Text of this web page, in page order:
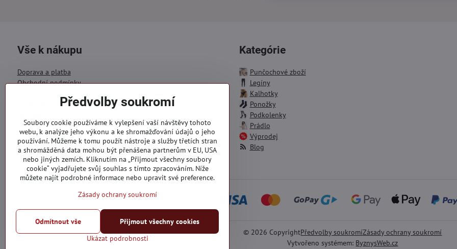
Vše k nákupu
Doprava a platba
Obchodní podmínky
Reklamační formulář
Objednávky
Stav objednávky
Kategórie
Punčochové zboží
Legíny
Kalhotky
Ponožky
Podkolenky
Prádlo
Výprodej
Blog
© 2026 CopyrightPředvolby soukromíZásady ochrany soukromí
Vytvořeno systémem: ByznysWeb.cz
Předvolby soukromí
Soubory cookie používáme k vylepšení vaší návštěvy tohoto
webu, k analýze jeho výkonu a ke shromažďování údajů o jeho
používání. Můžeme k tomu použít nástroje a služby třetích stran
a shromážděná data mohou být přenášena partnerům v EU, USA
nebo jiných zemích. Kliknutím na „Přijmout všechny soubory
cookie“ vyjadřujete svůj souhlas s tímto zpracováním. Níže
můžete najít podrobné informace nebo upravit své preference.
Zásady ochrany soukromí
Ukázat podrobnosti
Přijmout všechny cookies
Odmítnout vše